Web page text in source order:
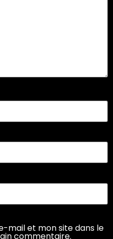
mail et mon site dans le
commentaire.